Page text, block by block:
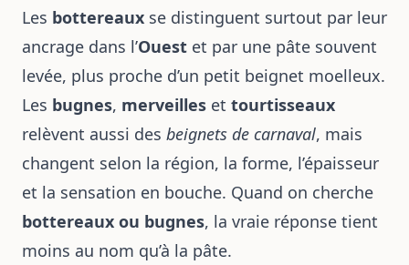
Les bottereaux se distinguent surtout par leur
ancrage dans l’Ouest et par une pâte souvent
levée, plus proche d’un petit beignet moelleux.
Les bugnes, merveilles et tourtisseaux
relèvent aussi des beignets de carnaval, mais
changent selon la région, la forme, l’épaisseur
et la sensation en bouche. Quand on cherche
bottereaux ou bugnes, la vraie réponse tient
moins au nom qu’à la pâte.